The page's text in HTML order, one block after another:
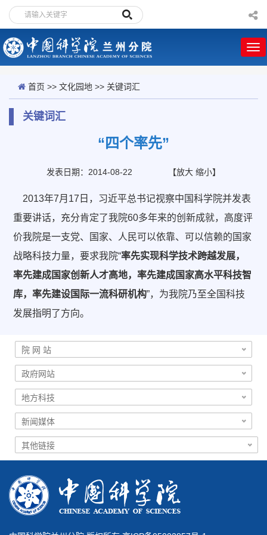
首页 >> 文化园地 >> 关键词汇
关键词汇
“四个率先”
发表日期：2014-08-22 【放大 缩小】
2013年7月 17 日，习近平总书记视察中国科学院并发表
重要讲话，充分肯定了我院60多年来的创新成就，高度评
价我院是一支党、国家、人民可以依靠、可以信赖的国家
战略科技力量，要求我院“率先实现科学技术跨越发展，
率先建成国家创新人才高地，率先建成国家高水平科技智
库，率先建设国际一流科研机构”，为我院乃至全国科技
发展指明了方向。